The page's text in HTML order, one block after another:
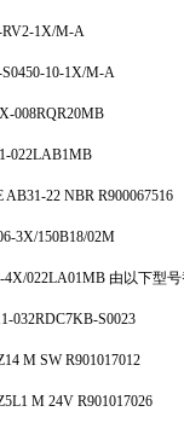
1X/M-A
10-1X/M-A
008RQR20MB
022LAB1MB
AB31-22 NBR R900067516
3X/150B18/02M
4X/022LA01MB 由以下型
032RDC7KB-S0023
M SW R901017012
M 24V R901017026